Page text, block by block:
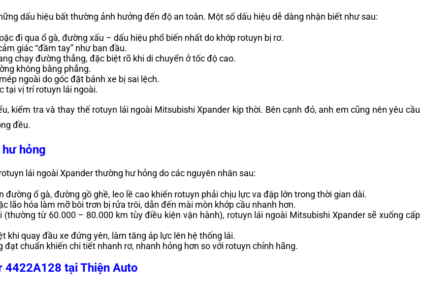
dấu hiệu bất thường ảnh hưởng đến độ an toàn. Một số dấu hiệu dễ dàng nhận biết như sau:
đi qua ổ gà, đường xấu – dấu hiệu phổ biến nhất do khớp rotuyn bị rơ.
giác “đầm tay” như ban đầu.
chạy đường thẳng, đặc biệt rõ khi di chuyển ở tốc độ cao.
không bằng phẳng.
ngoài do góc đặt bánh xe bị sai lệch.
tại vị trí rotuyn lái ngoài.
kiểm tra và thay thế rotuyn lái ngoài Mitsubishi Xpander kịp thời. Bên cạnh đó, anh em cũng nên yêu cầu
đều.
hỏng
lái ngoài Xpander thường hư hỏng do các nguyên nhân sau:
ổ gà, đường gồ ghề, leo lề cao khiến rotuyn phải chịu lực va đập lớn trong thời gian dài.
lão hóa làm mỡ bôi trơn bị rửa trôi, dẫn đến mài mòn khớp cầu nhanh hơn.
từ 60.000 – 80.000 km tùy điều kiện vận hành), rotuyn lái ngoài Mitsubishi Xpander sẽ xuống cấp
khi quay đầu xe đứng yên, làm tăng áp lực lên hệ thống lái.
chuẩn khiến chi tiết nhanh rơ, nhanh hỏng hơn so với rotuyn chính hãng.
4422A128 tại Thiện Auto